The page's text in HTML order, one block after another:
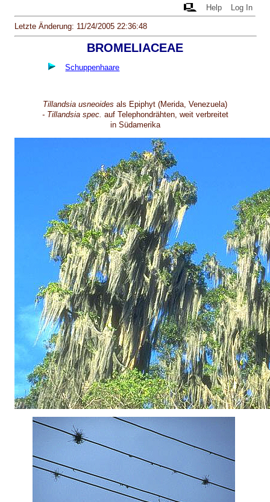
Help Log In
Letzte Änderung: 11/24/2005 22:36:48
BROMELIACEAE
Schuppenhaare
Tillandsia usneoides als Epiphyt (Merida, Venezuela)
- Tillandsia spec. auf Telephondrähten, weit verbreitet
in Südamerika